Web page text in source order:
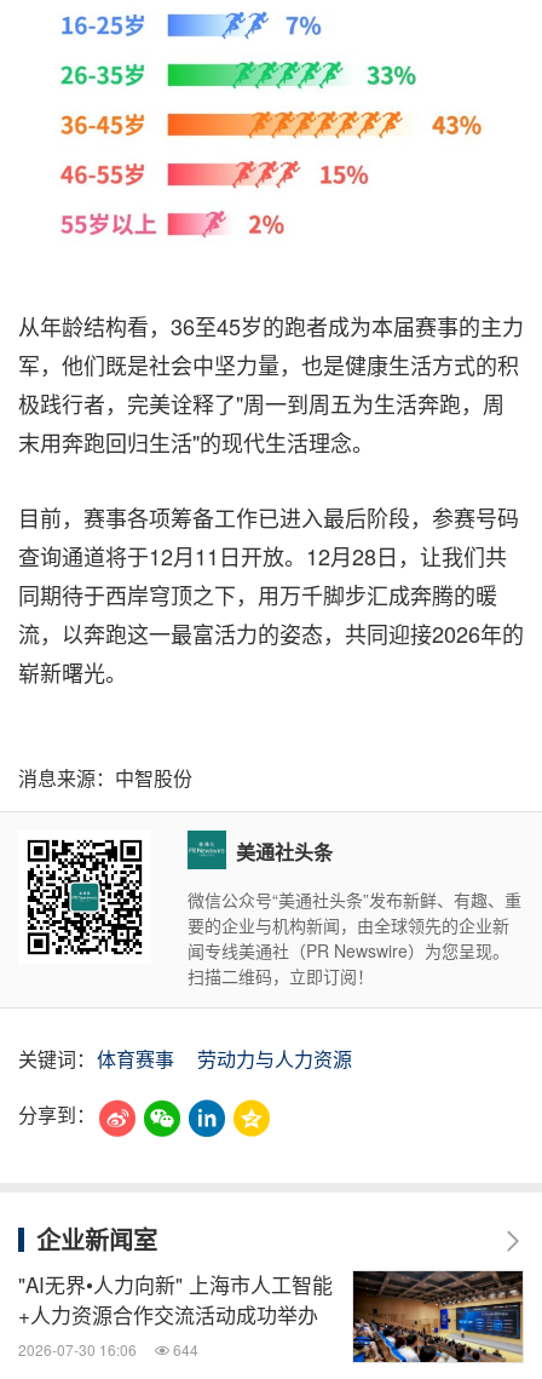
从年龄结构看，36至45岁的跑者成为本届赛事的主力
军，他们既是社会中坚力量，也是健康生活方式的积
极践行者，完美诠释了"周一到周五为生活奔跑，周
末用奔跑回归生活"的现代生活理念。
目前，赛事各项筹备工作已进入最后阶段，参赛号码
查询通道将于12月11日开放。12月28日，让我们共
同期待于西岸穹顶之下，用万千脚步汇成奔腾的暖
流，以奔跑这一最富活力的姿态，共同迎接2026年的
崭新曙光。
消息来源：中智股份
美通社头条
微信公众号“美通社头条”发布新鲜、有趣、重
要的企业与机构新闻，由全球领先的企业新
闻专线美通社（PR Newswire）为您呈现。
扫描二维码，立即订阅！
关键词： 体育赛事
劳动力与人力资源
分享到：
企业新闻室
"AI无界•人力向新" 上海市人工智能
+人力资源合作交流活动成功举办
2026-07-30 16:06 644